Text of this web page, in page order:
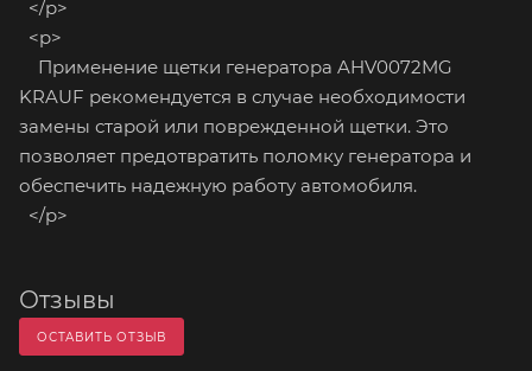
</p>
<p>
Применение щетки генератора AHV0072MG
KRAUF рекомендуется в случае необходимости
замены старой или поврежденной щетки. Это
позволяет предотвратить поломку генератора и
обеспечить надежную работу автомобиля.
</p>
Отзывы
ОСТАВИТЬ ОТЗЫВ